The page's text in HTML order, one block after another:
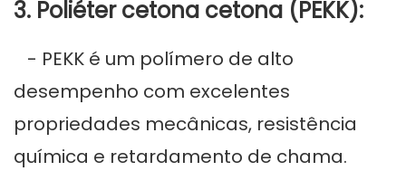
3. Poliéter cetona cetona (PEKK):
- PEKK é um polímero de alto
desempenho com excelentes
propriedades mecânicas, resistência
química e retardamento de chama.